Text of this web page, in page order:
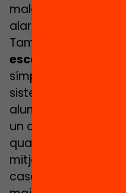
malgrat això les
alarmants.
També ho són les
escolar prematur
símptoma més
sistema educatiu
alumnes no inicia
un cop acabat 4t
quatre dels qui es
mitjà no acaba el
casos aquests